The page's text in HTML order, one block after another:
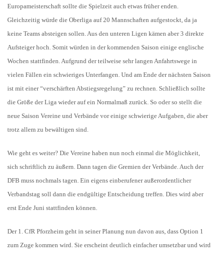
Europameisterschaft sollte die Spielzeit auch etwas früher enden.
Gleichzeitig würde die Oberliga auf 20 Mannschaften aufgestockt, da ja
keine Teams absteigen sollen. Aus den unteren Ligen kämen aber 3 direkte
Aufsteiger hoch. Somit würden in der kommenden Saison einige englische
Wochen stattfinden. Aufgrund der teilweise sehr langen Anfahrtswege in
vielen Fällen ein schwieriges Unterfangen. Und am Ende der nächsten Saison
ist mit einer “verschärften Abstiegsregelung” zu rechnen. Schließlich sollte
die Größe der Liga wieder auf ein Normalmaß zurück. So oder so stellt die
neue Saison Vereine und Verbände vor einige schwierige Aufgaben, die aber
trotz allem zu bewältigen sind.
Wie geht es weiter? Die Vereine haben nun noch einmal die Möglichkeit,
sich schriftlich zu äußern. Dann tagen die Gremien der Verbände. Auch der
DFB muss nochmals tagen. Ein eigens einberufener außerordentlicher
Verbandstag soll dann die endgültige Entscheidung treffen. Dies wird aber
erst Ende Juni stattfinden können.
Der 1. CfR Pforzheim geht in seiner Planung nun davon aus, dass Option 1
zum Zuge kommen wird. Sie erscheint deutlich einfacher umsetzbar und wird